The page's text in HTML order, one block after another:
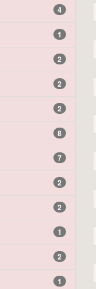
4
1
2
2
2
8
7
2
2
1
2
1